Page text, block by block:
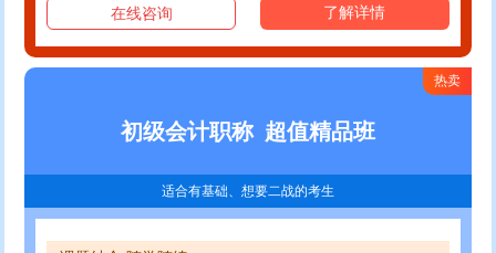
在线咨询 了解详情
热卖
初级会计职称 超值精品班
适合有基础、想要二战的考生